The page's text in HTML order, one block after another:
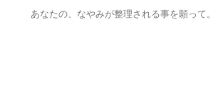
あなたの、なやみが整理される事を願って。